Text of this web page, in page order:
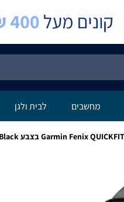
מחשבים לבית ולגן